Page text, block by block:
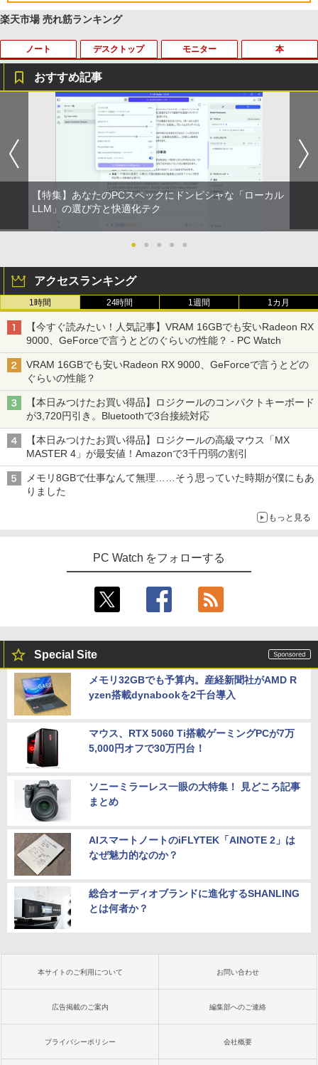
￥3,480
楽天市場 売れ筋ランキング
ノート
【法人限定】バッファロー WLE-OP-AC
12C2 WLE-OP-AC12C後継品 エアステ
ーション プロ用 12V ACアダプター
￥3,570
中古ノートパソコン 訳あり パナソニック
Office 2024付き メモリ4GB/8GB選択可
SSD256GB/512GB/1TB選択可 12型 無
宅勤務 学生向け
￥12,980
【ポイント10倍 期間限定】dynabook K
70 第11世代 intel N4500 10.1型 高精細 I
PSノングレア 無音ファンレス Wi-Fi 6 W
dows 11 頑丈設計 2in1 タブレットPC
(タッチペン非付属)【整備済み中古品】
￥16,700
4
【1500円OFFクーポン】【テンキー&Wi
oft Office付き Windows11 Lenovo Thi
メモリ16GB 中古パソコン レノボ
2｜10.5インチ｜タッチ対応 PixelSense
｜第8世代 Core m3-8100Y｜メモリ8GB
｜高速128GB SSD｜Win 11 & Office 20
19｜軽量モバイルタブレットPC｜プラチ
ナ｜本体のみ｜キーボードなし
デスクトップ
【マラソンセール期間中ポイント5倍】中
古デスクトップパソコン Core i7 第9世代
メモリ16GB M.2 SSD512GB DVD-ROM
DisplayPort DVI 省スペース Windows1
1 マウスコンピューター MPro-S201X 初
期設定済 すぐ使える 90日保証 送料無料
￥37,980
【全品最大2500円OFFクーポン】【超小
ptiPlex 3060 MicroDisplayPort Office
付き Windows11 メモリ8GB/16GB SSD
256GB/512GB/ 1TB HDMI 2画面同時出
力 WIFI USB3.0 ミニPC 本体 デスクトッ
￥42,999
3
【期間限定P15倍+最大10%OFFクーポ
ン】 【3年保証】HP PRODESK 400 G6
DM SSD512GB メモリ8GB Core i5 Win
dows 11 Pro 中古 アウトレット 返品 送
料無料 中古デスクトップパソコン 中古パ
ソコン デスクトップパソコン デスクトッ
プ PC ミニPC OFFICE付き
コン Windows11 新品 Office付き イン
テル 第13世代 Core i5 4590~Core i7 13
8~32GB SSD 256GB~1TB デスクトップ
PC office2021 ゲーム 本体のみ
5
【エントリーでポイント100％還元のチ
ャンス】GMKtec ミニPC AMD Ryzen 5
CIe3.0 M.2 2280 SSD1TB/最大2×8TB U
SB4 Bluetooth5.2 2.5Gbps LAN*2 VES
A 静音 mini pc Windows11 Pro 4K 3画
￥91,999
モニター
アースドリームス 厳選おまかせモニター
21.5型〜27型ワイド 【HDMI対応 / FULL
HD解像度】 大手メーカー液晶 (Dell/HP/
NEC等) テレワーク デュアルモニター S
witch PS4 PS5対応 【整備済み中古品】
￥6,470
2
【お買い物マラソン限定価格】モニター
21.5インチ 100Hz FHD VAパネル スピー
イプ 壁掛け対応 省スペース 角度調整 高
視野角 178° Adaptive-Sync対応 MAXZ
EN MJM22CH03-F100 2608mr
￥9,930
3
液晶モニター PCディスプレイ 23.8 24イ
非光沢 ブルーライトカット HDMI VGA
スピーカー内蔵 ヘッドホン端子 VESA対
応 テレワーク 在宅勤務 法人向け オフィ
ス TERRA 2441W
￥9,999
ッチ選択】 モバイルモニター 15.6インチ
ポータブルモニター ゲーミングモニター
リモートワーク IPS Tpye-C/mini HDMI
5
HP P224 LED液晶モニター 21.5インチワ
イド 薄型 液晶ディスプレイ 1920×1080
（フルHD）白色LEDバックライト IPSパ
ネル 非光沢 ノングレア ディスプレイポ
￥5,600
本
【3千円以上送料無料】夏目友人帳 1-33
巻セット
￥19,404
「こうして日本人だけが騙される」マス
￥2,970
3
筋肉 脳 血管 腸 骨 5つの力が毎日高ま
る！ 鎌田式長生き常備菜 [ 鎌田 實 ]
￥1,694
4
アーティストのための人体解剖学 ドロー
イング フォーム＆ポーズ [ Tom Fox ]
￥5,500
おすすめ記事
【特集】あなたのPCスペックにドンピシャな「ローカル
LLM」の選び方と快適化テク
● ● ● ● ●
アクセスランキング
1時間 24時間 1週間 1カ月
【今すぐ読みたい！人気記事】VRAM 16GBでも安いRadeon RX
9000、GeForceで言うとどのぐらいの性能？ - PC Watch
VRAM 16GBでも安いRadeon RX 9000、GeForceで言うとどの
ぐらいの性能？
【本日みつけたお買い得品】ロジクールのコンパクトキーボード
が3,720円引き。Bluetoothで3台接続対応
【本日みつけたお買い得品】ロジクールの高級マウス「MX
MASTER 4」が最安値！Amazonで3千円弱の割引
メモリ8GBで仕事なんて無理……そう思っていた時期が僕にもあ
りました
もっと見る
PC Watch をフォローする
Special Site
メモリ32GBでも予算内。産経新聞社がAMD R
yzen搭載dynabookを2千台導入
マウス、RTX 5060 Ti搭載ゲーミングPCが7万
5,000円オフで30万円台！
ソニーミラーレス一眼の大特集！ 見どころ記事
まとめ
AIスマートノートのiFLYTEK「AINOTE 2」は
なぜ魅力的なのか？
総合オーディオブランドに進化するSHANLING
とは何者か？
本サイトのご利用について お問い合わせ
広告掲載のご案内 編集部へのご連絡
プライバシーポリシー 会社概要